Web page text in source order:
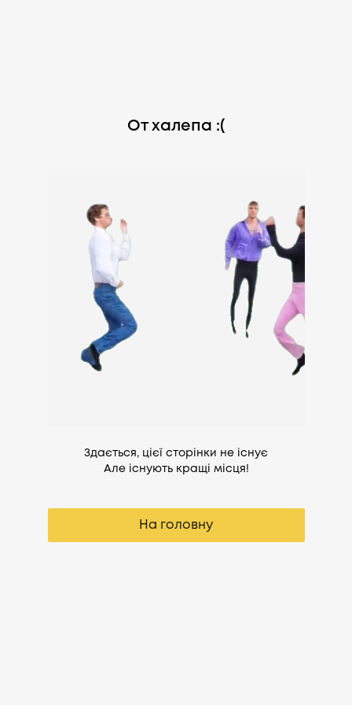
От халепа :(
Здається, цієї сторінки не існує
Але існують кращі місця!
На головну